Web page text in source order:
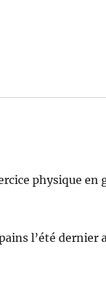
physique
l’été dernier